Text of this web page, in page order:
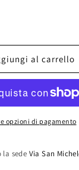
al carrello
opzioni di pagamento
la sede Via San